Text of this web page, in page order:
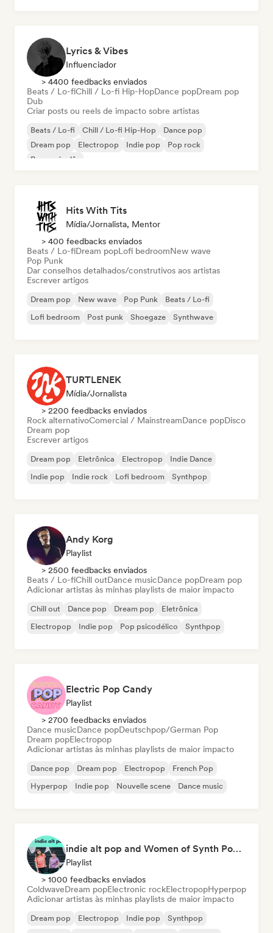
Lyrics & Vibes
Influenciador
> 4400 feedbacks enviados
Beats / Lo-fiChill / Lo-fi Hip-HopDance popDream pop
Dub
Criar posts ou reels de impacto sobre artistas
Beats / Lo-fi Chill / Lo-fi Hip-Hop
Dance pop
Dream pop
Electropop Indie pop
Pop rock
Rap em inglês
Hits With Tits
Mídia/Jornalista, Mentor
> 400 feedbacks enviados
Beats / Lo-fiDream popLofi bedroomNew wave
Pop Punk
Dar conselhos detalhados/construtivos aos artistas
Escrever artigos
Dream pop New wave Pop Punk
Beats / Lo-fi
Lofi bedroom
Post punk Shoegaze Synthwave
TURTLENEK
Mídia/Jornalista
> 2200 feedbacks enviados
Rock alternativoComercial / MainstreamDance popDisco
Dream pop
Escrever artigos
Dream pop Eletrônica Electropop
Indie Dance
Indie pop
Indie rock Lofi bedroom Synthpop
Andy Korg
Playlist
> 2500 feedbacks enviados
Beats / Lo-fiChill outDance musicDance popDream pop
Adicionar artistas às minhas playlists de maior impacto
Chill out Dance pop Dream pop
Eletrônica
Electropop
Indie pop Pop psicodélico Synthpop
Electric Pop Candy
Playlist
> 2700 feedbacks enviados
Dance musicDance popDeutschpop/German Pop
Dream popElectropop
Adicionar artistas às minhas playlists de maior impacto
Dance pop Dream pop Electropop
French Pop
Hyperpop
Indie pop Nouvelle scene Dance music
indie alt pop and Women of Synth Pop (CATBEAR)
Playlist
> 1000 feedbacks enviados
ColdwaveDream popElectronic rockElectropopHyperpop
Adicionar artistas às minhas playlists de maior impacto
Dream pop Electropop Indie pop
Synthpop